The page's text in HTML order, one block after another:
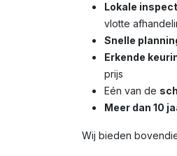
Lokale
vlotte
Snelle
Erkende
prijs
Eén van de
Meer dan 10
Wij bieden